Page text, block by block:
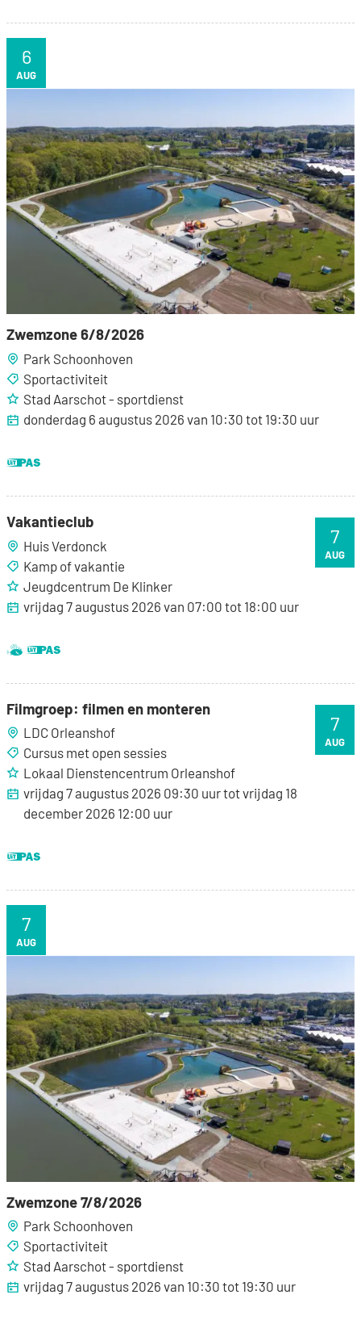
DO
6
AUG
Zwemzone 6/8/2026
Park Schoonhoven
Sportactiviteit
Stad Aarschot - sportdienst
donderdag 6 augustus 2026 van 10:30 tot 19:30 uur
VR
7
AUG
Vakantieclub
Vakantieclub
Huis Verdonck
Kamp of vakantie
Jeugdcentrum De Klinker
vrijdag 7 augustus 2026 van 07:00 tot 18:00 uur
Samen met kinderen eropuit!
VR
7
AUG
Filmgroep: filmen en monteren
Filmgroep: filmen en monteren
LDC Orleanshof
Cursus met open sessies
Lokaal Dienstencentrum Orleanshof
vrijdag 7 augustus 2026 09:30 uurtotvrijdag 18
december 2026 12:00 uur
VR
7
AUG
Zwemzone 7/8/2026
Park Schoonhoven
Sportactiviteit
Stad Aarschot - sportdienst
vrijdag 7 augustus 2026 van 10:30 tot 19:30 uur